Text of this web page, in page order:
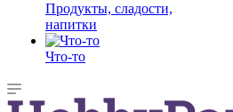
Продукты, сладости,
напитки
Что-то